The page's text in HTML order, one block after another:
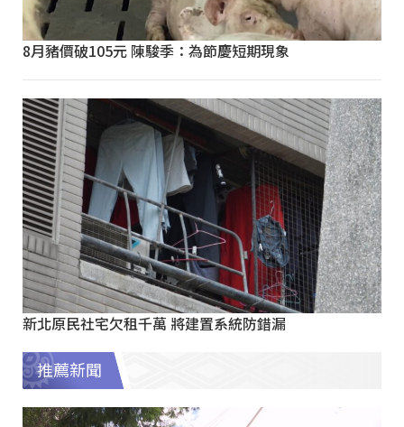
8月豬價破105元 陳駿季：為節慶短期現象
新北原民社宅欠租千萬 將建置系統防錯漏
推薦新聞